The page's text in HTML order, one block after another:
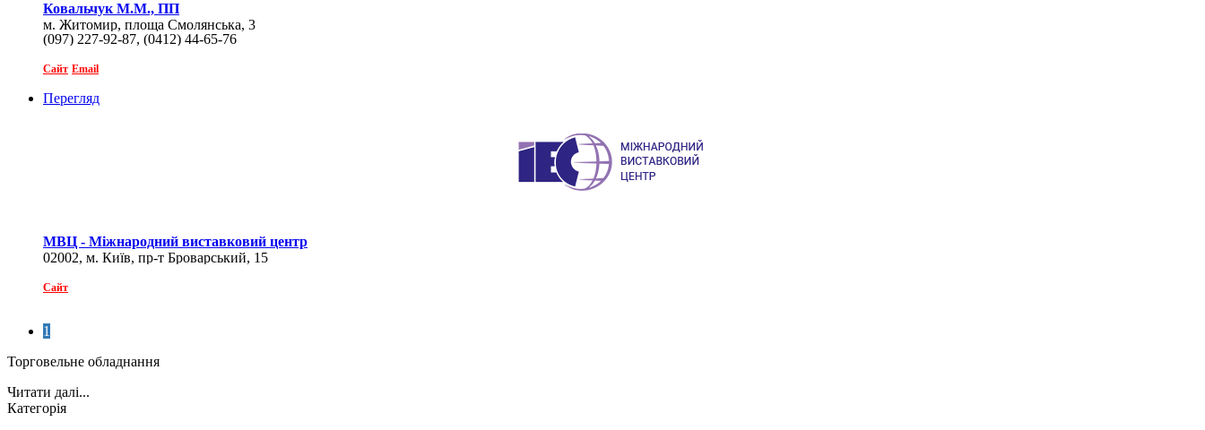
Ковальчук М.М., ПП
м. Житомир, площа Смолянська, 3
(097) 227-92-87, (0412) 44-65-76
Сайт Email
Перегляд
МВЦ - Міжнародний виставковий центр
02002, м. Київ, пр-т Броварський, 15
Сайт
1
Торговельне обладнання
Читати далі...
Категорія